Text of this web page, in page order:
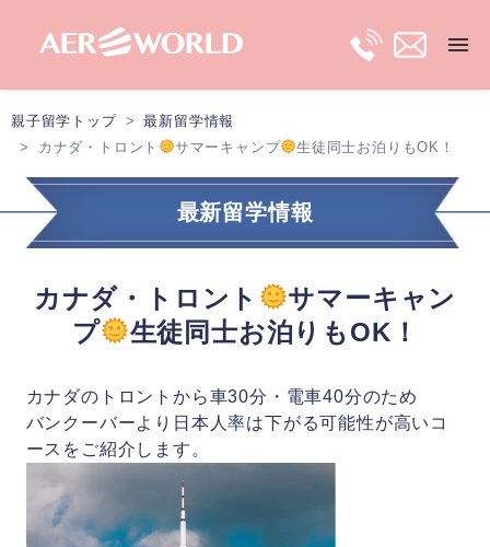
トップ
長期親子留学
保護者ビザ
移住プラン
親子留学トップ
最新留学情報
カナダ・トロント
サマーキャンプ 生徒同士お泊りもOK！
最新留学情報
カナダ・トロント
サマーキャン
プ
生徒同士お泊りもOK！
カナダのトロントから車30分・電車40分のため
バンクーバーより日本人率は下がる可能性が高いコ
ースをご紹介します。